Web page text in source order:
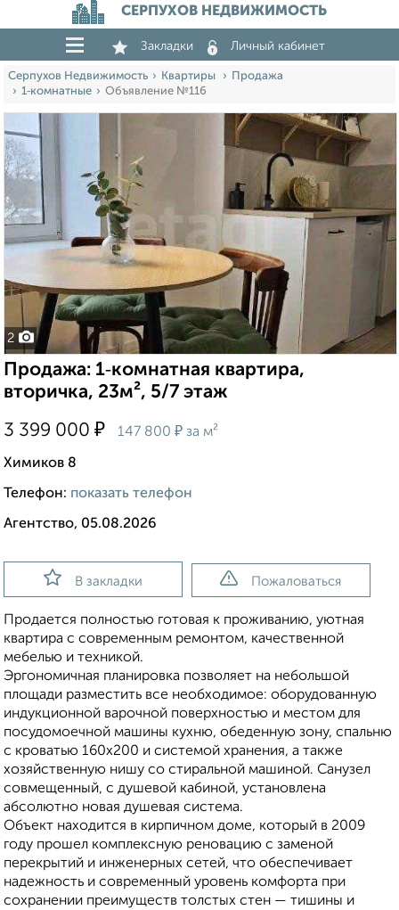
СЕРПУХОВ НЕДВИЖИМОСТЬ
Закладки Личный кабинет
Серпухов Недвижимость Квартиры
Продажа
1‑комнатные
Объявление №116
2
Продажа: 1‑комнатная квартира,
вторичка, 23м², 5/7 этаж
3 399 000 ₽ 147 800 ₽ за м²
Химиков 8
Телефон: показать телефон
Агентство, 05.08.2026
В закладки Пожаловаться
Продается полностью готовая к проживанию, уютная
квартира с современным ремонтом, качественной
мебелью и техникой.
Эргономичная планировка позволяет на небольшой
площади разместить все необходимое: оборудованную
индукционной варочной поверхностью и местом для
посудомоечной машины кухню, обеденную зону, спальню
с кроватью 160х200 и системой хранения, а также
хозяйственную нишу со стиральной машиной. Санузел
совмещенный, с душевой кабиной, установлена
абсолютно новая душевая система.
Объект находится в кирпичном доме, который в 2009
году прошел комплексную реновацию с заменой
перекрытий и инженерных сетей, что обеспечивает
надежность и современный уровень комфорта при
сохранении преимуществ толстых стен — тишины и